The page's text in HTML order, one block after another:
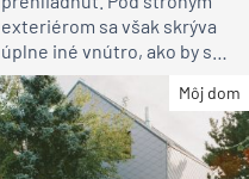
exteriérom sa však skrýva
úplne iné vnútro, ako by ste
čakali
Môj dom